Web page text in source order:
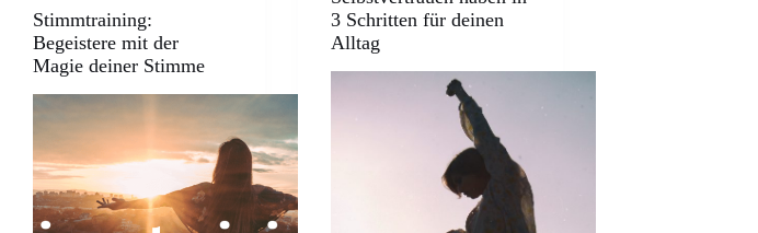
Stimmtraining:
Begeistere mit der
Magie deiner Stimme
3 Schritten für deinen
Alltag